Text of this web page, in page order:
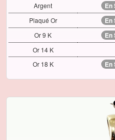
Argent En
Plaqué Or
En
Or 9 K
En
Or 14 K
Or 18 K
En